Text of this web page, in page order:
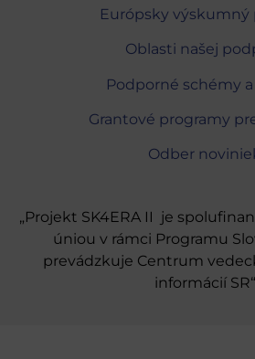
Európsky výskumný
Oblasti našej
Podporné schémy
Grantové programy
Odber
„Projekt SK4ERA II je
úniou v rámci Programu
prevádzkuje Centrum
informácií SR“